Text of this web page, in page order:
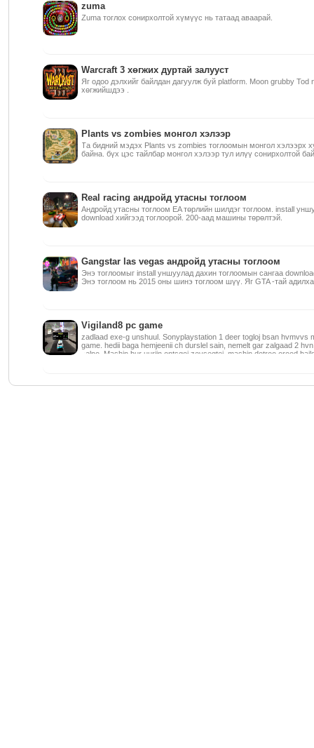
zuma
Zuma тоглох сонирхолтой хүмүүс нь татаад аваарай.
Warcraft 3 хөгжих дуртай залууст
Яг одоо дэлхийг байлдан дагуулж буй platform. Moon grubby Tod
хөгжийшдээ .
Plants vs zombies монгол хэлээр
Та бидний мэдэх Plants vs zombies тоглоомын монгол хэлээрх
байна. бүх цэс тайлбар монгол хэлээр тул илүү сонирхолтой
Real racing андройд утасны тоглоом
Андройд утасны тоглоом EA төрлийн шилдэг тоглоом. install
download хийгээд тоглоорой. 200-аад машины төрөлтэй.
Gangstar las vegas андройд утасны тоглоом
Энэ тоглоомыг install уншуулад дахин тоглоомын сангаа
Энэ тоглоом нь 2015 оны шинэ тоглоом шүү. Яг GTA -тай
Vigiland8 pc game
zadlaad exe-g unshuul. Sonyplaystation 1 deer togloj bsan hvmvvs
game. hedii baga hemjeenii ch durslel sain, nemelt gar zalgaad 2
bolno. Mashin bur uuriin ontsgoi zevsegtei, mashin dotroo orood